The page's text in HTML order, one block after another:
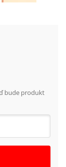
bude produkt